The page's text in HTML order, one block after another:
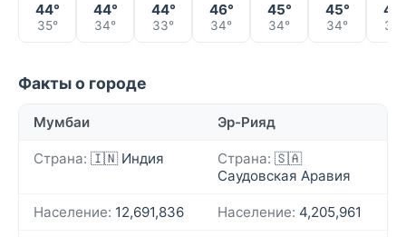
44°
35°
44°
34°
44°
33°
46°
34°
45°
34°
45°
34° 33°
Факты о городе
Мумбаи Эр-Рияд
Страна: 🇮🇳 Индия Страна: 🇸🇦
Саудовская Аравия
Население: 12,691,836 Население: 4,205,961